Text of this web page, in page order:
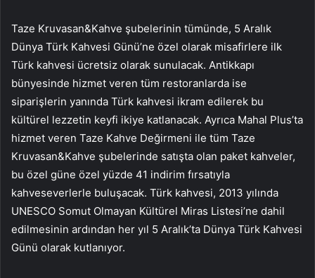
Taze Kruvasan&Kahve şubelerinin tümünde, 5 Aralık
Dünya Türk Kahvesi Günü’ne özel olarak misafirlere ilk
Türk kahvesi ücretsiz olarak sunulacak. Antikkapı
bünyesinde hizmet veren tüm restoranlarda ise
siparişlerin yanında Türk kahvesi ikram edilerek bu
kültürel lezzetin keyfi ikiye katlanacak. Ayrıca Mahal Plus’ta
hizmet veren Taze Kahve Değirmeni ile tüm Taze
Kruvasan&Kahve şubelerinde satışta olan paket kahveler,
bu özel güne özel yüzde 41 indirim fırsatıyla
kahveseverlerle buluşacak. Türk kahvesi, 2013 yılında
UNESCO Somut Olmayan Kültürel Miras Listesi’ne dahil
edilmesinin ardından her yıl 5 Aralık’ta Dünya Türk Kahvesi
Günü olarak kutlanıyor.